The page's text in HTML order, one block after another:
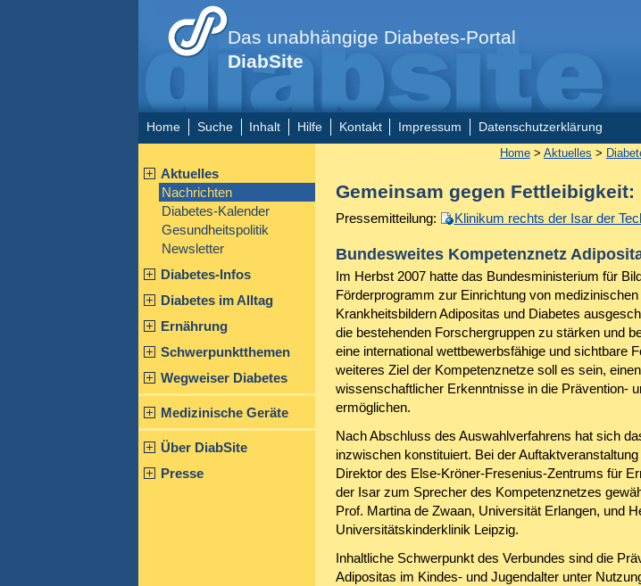
Das unabhängige Diabetes-Portal
DiabSite
Home Suche Inhalt Hilfe Kontakt Impressum Datenschutzerklärung
Aktuelles
Nachrichten
Diabetes-Kalender
Gesundheitspolitik
Newsletter
Diabetes-Infos
Diabetes im Alltag
Ernährung
Schwerpunktthemen
Wegweiser Diabetes
Medizinische Geräte
Über DiabSite
Presse
Home> Aktuelles >
Gemeinsam gegen Fettleibigkeit:
Pressemitteilung: Klinikum rechts der Isar der
Bundesweites Kompetenznetz
Im Herbst 2007 hatte das Bundesministerium für
Förderprogramm zur Einrichtung von
Krankheitsbildern Adipositas und Diabetes
die bestehenden Forschergruppen zu stärken und
eine international wettbewerbsfähige und sichtbare
weiteres Ziel der Kompetenznetze soll es sein,
wissenschaftlicher Erkenntnisse in die Prävention-
ermöglichen.
Nach Abschluss des Auswahlverfahrens hat sich
inzwischen konstituiert. Bei der
Direktor des Else-Kröner-Fresenius-Zentrums für
der Isar zum Sprecher des Kompetenznetzes
Prof. Martina de Zwaan, Universität Erlangen, und
Universitätskinderklinik Leipzig.
Inhaltliche Schwerpunkt des Verbundes sind die
Adipositas im Kindes- und Jugendalter unter